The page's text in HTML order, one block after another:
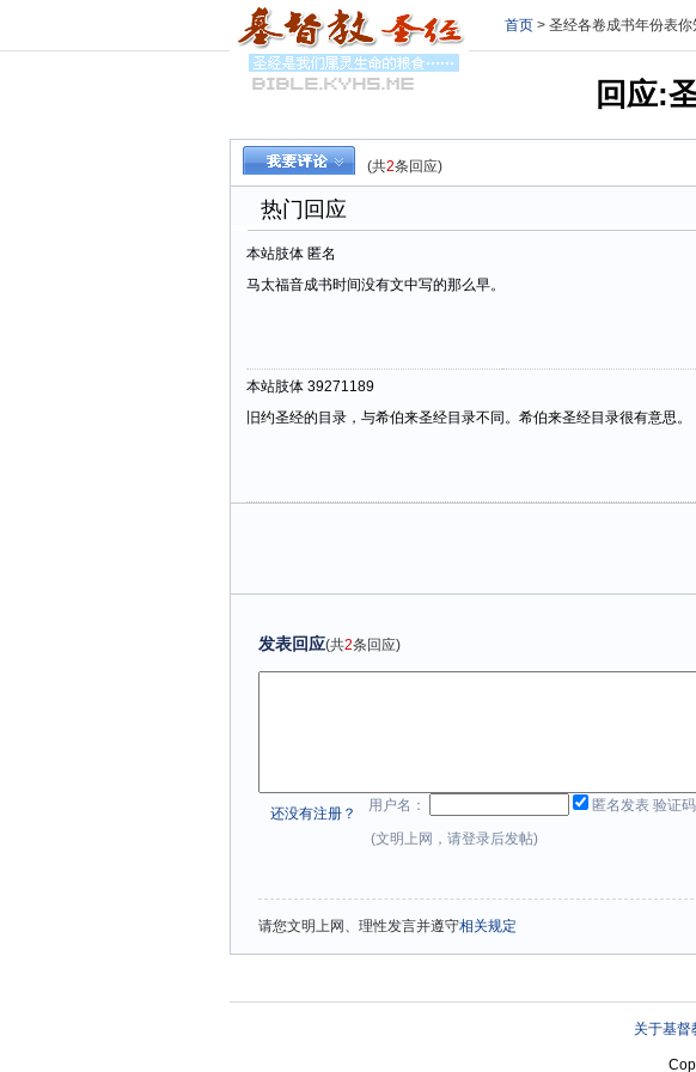
首页 > 圣经各卷成书年份表
回应:
(共2条回应)
热门回应
本站肢体 匿名
马太福音成书时间没有文中写的那么早。
本站肢体 39271189
旧约圣经的目录，与希伯来圣经目录不同。希伯来圣经目录很有意思。
发表回应(共2条回应)
用户名： 匿名发表 验证码
还没有注册？
(文明上网，请登录后发帖)
请您文明上网、理性发言并遵守相关规定
关于基督